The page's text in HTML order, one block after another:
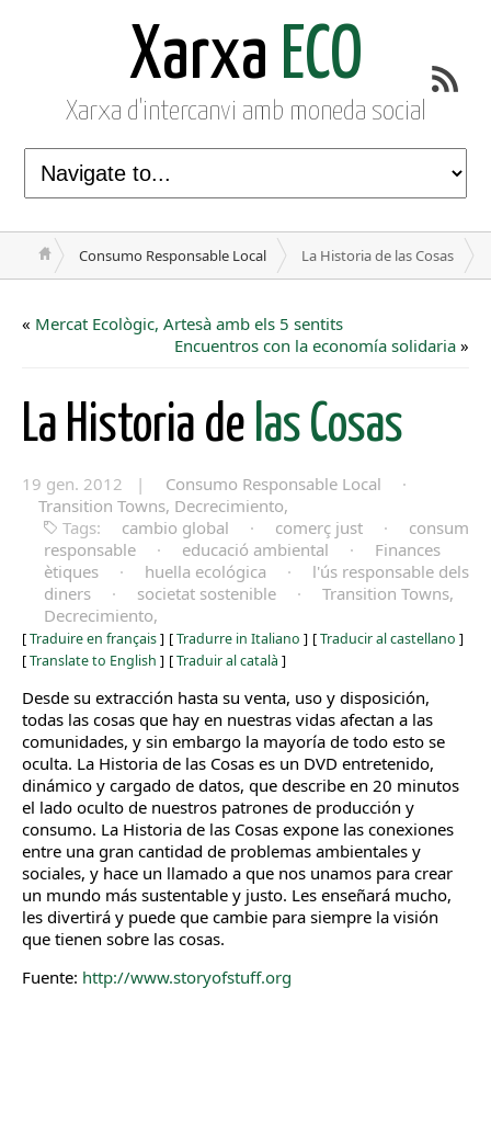
Xarxa ECO
Xarxa d'intercanvi amb moneda social
Consumo Responsable Local La Historia de las Cosas
« Mercat Ecològic, Artesà amb els 5 sentits
Encuentros con la economía solidaria »
La Historia de las Cosas
19 gen. 2012 | Consumo Responsable Local
·
Transition Towns, Decrecimiento,
Tags:
cambio global · comerç just ·
consum
responsable
· educació ambiental ·
Finances
ètiques
· huella ecológica ·
l'ús responsable dels
diners
· societat sostenible ·
Transition Towns,
Decrecimiento,
[Traduire en français] [Tradurre in Italiano ] [Traducir al castellano ]
[Translate to English ] [Traduir al català ]
Desde su extracción hasta su venta, uso y disposición,
todas las cosas que hay en nuestras vidas afectan a las
comunidades, y sin embargo la mayoría de todo esto se
oculta. La Historia de las Cosas es un DVD entretenido,
dinámico y cargado de datos, que describe en 20 minutos
el lado oculto de nuestros patrones de producción y
consumo. La Historia de las Cosas expone las conexiones
entre una gran cantidad de problemas ambientales y
sociales, y hace un llamado a que nos unamos para crear
un mundo más sustentable y justo. Les enseñará mucho,
les divertirá y puede que cambie para siempre la visión
que tienen sobre las cosas.
Fuente: http://www.storyofstuff.org